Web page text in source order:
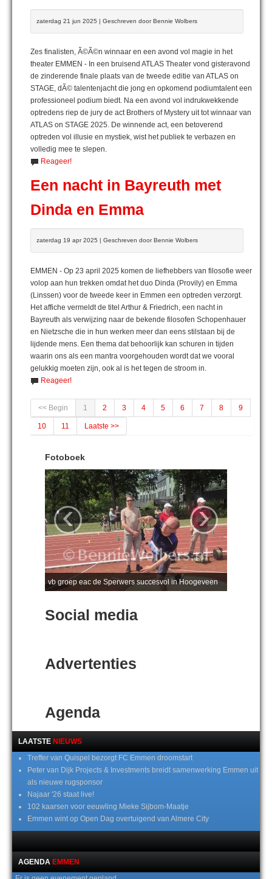
zaterdag 21 jun 2025 | Geschreven door Bennie Wolbers
Zes finalisten, Ã©Ã©n winnaar en een avond vol magie in het
theater EMMEN - In een bruisend ATLAS Theater vond gisteravond
de zinderende finale plaats van de tweede editie van ATLAS on
STAGE, dÃ© talentenjacht die jong en opkomend podiumtalent een
professioneel podium biedt. Na een avond vol indrukwekkende
optredens riep de jury de act Brothers of Mystery uit tot winnaar van
ATLAS on STAGE 2025. De winnende act, een betoverend
optreden vol illusie en mystiek, wist het publiek te verbazen en
volledig mee te slepen.
Reageer!
Een nacht in Bayreuth met
Dinda en Emma
zaterdag 19 apr 2025 | Geschreven door Bennie Wolbers
EMMEN - Op 23 april 2025 komen de liefhebbers van filosofie weer
volop aan hun trekken omdat het duo Dinda (Provily) en Emma
(Linssen) voor de tweede keer in Emmen een optreden verzorgt.
Het affiche vermeldt de titel Arthur & Friedrich, een nacht in
Bayreuth als verwijzing naar de bekende filosofen Schopenhauer
en Nietzsche die in hun werken meer dan eens stilstaan bij de
lijdende mens. Een thema dat behoorlijk kan schuren in tijden
waarin ons als een mantra voorgehouden wordt dat we vooral
gelukkig moeten zijn, ook al is het tegen de stroom in.
Reageer!
<< Begin 1 2 3 4 5 6 7 8 9
10 11 Laatste >>
Fotoboek
vb groep eac de Sperwers succesvol in Hoogeveen
‹ ›
Social media
Advertenties
Agenda
LAATSTE NIEUWS
Treffer van Quispel bezorgt FC Emmen droomstart
Peter van Dijk Projects & Investments breidt samenwerking Emmen uit
als nieuwe rugsponsor
Najaar '26 staat live!
102 kaarsen voor eeuwling Mieke Sijbom-Maatje
Emmen wint op Open Dag overtuigend van Almere City
AGENDA EMMEN